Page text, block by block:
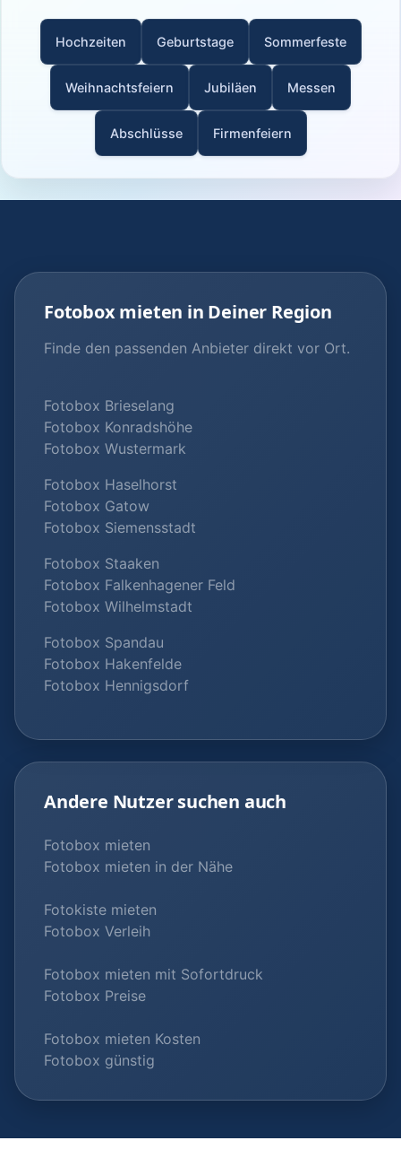
Hochzeiten Geburtstage Sommerfeste
Weihnachtsfeiern Jubiläen Messen
Abschlüsse Firmenfeiern
Fotobox mieten in Deiner Region
Finde den passenden Anbieter direkt vor Ort.
Fotobox Brieselang
Fotobox Konradshöhe
Fotobox Wustermark
Fotobox Haselhorst
Fotobox Gatow
Fotobox Siemensstadt
Fotobox Staaken
Fotobox Falkenhagener Feld
Fotobox Wilhelmstadt
Fotobox Spandau
Fotobox Hakenfelde
Fotobox Hennigsdorf
Andere Nutzer suchen auch
Fotobox mieten
Fotobox mieten in der Nähe
Fotokiste mieten
Fotobox Verleih
Fotobox mieten mit Sofortdruck
Fotobox Preise
Fotobox mieten Kosten
Fotobox günstig